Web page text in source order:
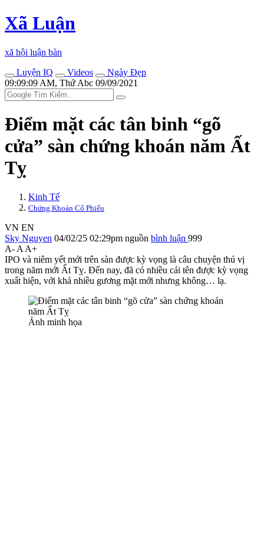
Xã Luận
xã hội luận bàn
Luyện IQ
Videos
Ngày Đẹp
09:09:09 AM, Thứ Abc 09/09/2021
Điểm mặt các tân binh “gõ
cửa” sàn chứng khoán năm Ất
Tỵ
Kinh Tế
Chứng Khoán Cổ Phiếu
VN EN
Sky Nguyen 04/02/25 02:29pm nguồn bình luận 999
A- A A+
IPO và niêm yết mới trên sàn được kỳ vọng là câu chuyện thú vị
trong năm mới Ất Tỵ. Đến nay, đã có nhiều cái tên được kỳ vọng
xuất hiện, với khá nhiều gương mặt mới nhưng không… lạ.
Ảnh minh họa